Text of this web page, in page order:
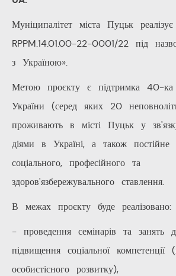
Муніципалітет міста Пуцьк
RPPM.14.01.00-22-0001/22 під
з Україною».
Метою проєкту є підтримка 40-ка
України (серед яких 20
проживають в місті Пуцьк у
діями в Україні, а також постійне
соціального, професійного та
здоров'язбережувального ставлення.
В межах проєкту буде реалізовано:
- проведення семінарів та занять
підвищення соціальної компетенції
особистісного розвитку),